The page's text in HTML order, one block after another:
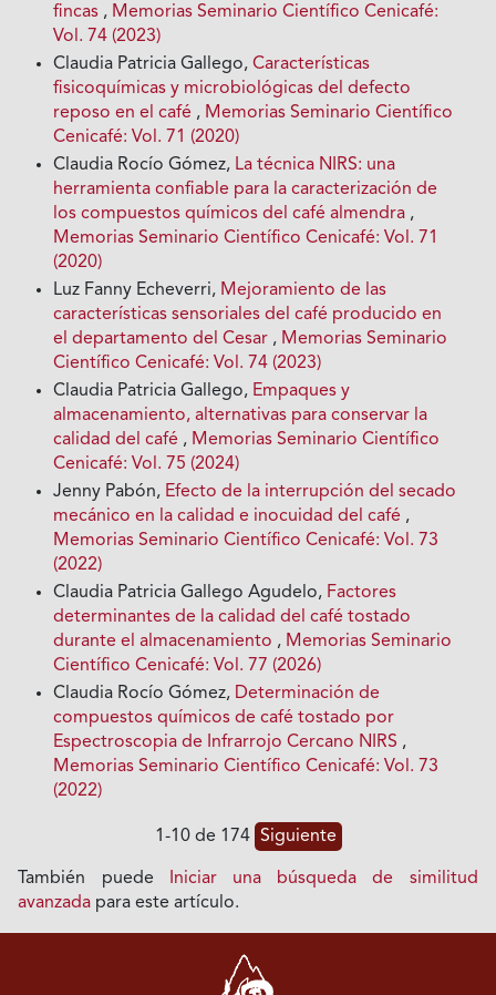
fincas , Memorias Seminario Científico Cenicafé:
Vol. 74 (2023)
Claudia Patricia Gallego,Características
fisicoquímicas y microbiológicas del defecto
reposo en el café , Memorias Seminario Científico
Cenicafé: Vol. 71 (2020)
Claudia Rocío Gómez, La técnica NIRS: una
herramienta confiable para la caracterización de
los compuestos químicos del café almendra ,
Memorias Seminario Científico Cenicafé: Vol. 71
(2020)
Luz Fanny Echeverri, Mejoramiento de las
características sensoriales del café producido en
el departamento del Cesar , Memorias Seminario
Científico Cenicafé: Vol. 74 (2023)
Claudia Patricia Gallego, Empaques y
almacenamiento, alternativas para conservar la
calidad del café , Memorias Seminario Científico
Cenicafé: Vol. 75 (2024)
Jenny Pabón, Efecto de la interrupción del secado
mecánico en la calidad e inocuidad del café ,
Memorias Seminario Científico Cenicafé: Vol. 73
(2022)
Claudia Patricia Gallego Agudelo, Factores
determinantes de la calidad del café tostado
durante el almacenamiento , Memorias Seminario
Científico Cenicafé: Vol. 77 (2026)
Claudia Rocío Gómez, Determinación de
compuestos químicos de café tostado por
Espectroscopia de Infrarrojo Cercano NIRS ,
Memorias Seminario Científico Cenicafé: Vol. 73
(2022)
1-10 de 174 Siguiente
También puede
Iniciar una búsqueda de similitud
avanzada para este artículo.